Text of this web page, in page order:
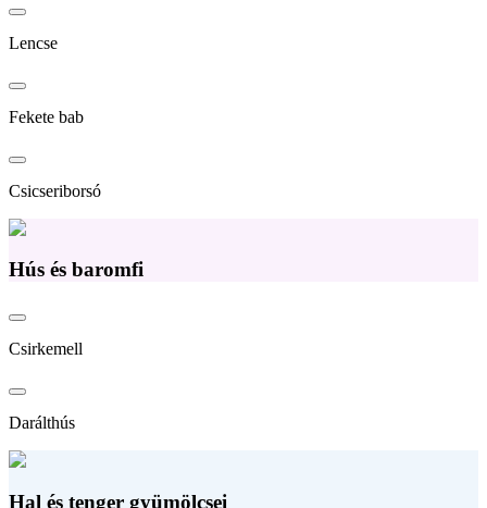
Lencse
Fekete bab
Csicseriborsó
Hús és baromfi
Csirkemell
Darálthús
Hal és tenger gyümölcsei